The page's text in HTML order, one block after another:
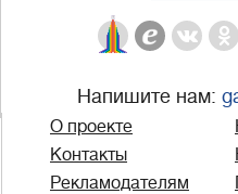
Напишите нам:
О проекте
Контакты
Рекламодателям